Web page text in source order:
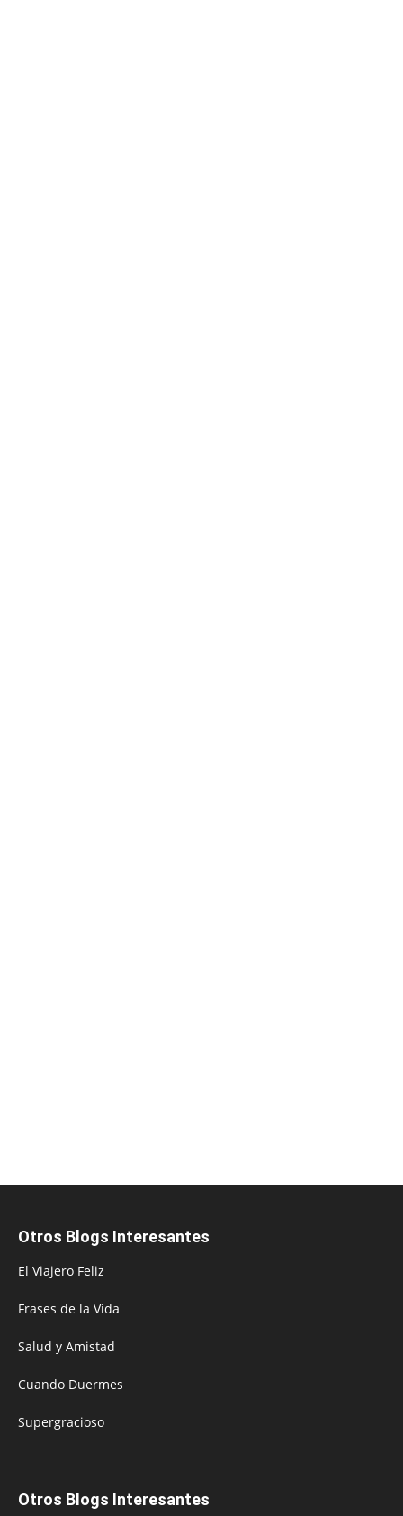
Otros Blogs Interesantes
El Viajero Feliz
Frases de la Vida
Salud y Amistad
Cuando Duermes
Supergracioso
Otros Blogs Interesantes